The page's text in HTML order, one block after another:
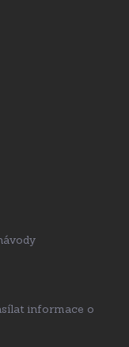
informace o